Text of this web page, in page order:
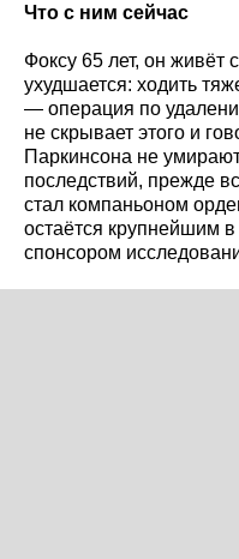
Что с ним сейчас
Фоксу 65 лет, он живёт
ухудшается: ходить
— операция по
не скрывает этого и
Паркинсона не
последствий, прежде
стал компаньоном
остаётся крупнейшим
спонсором